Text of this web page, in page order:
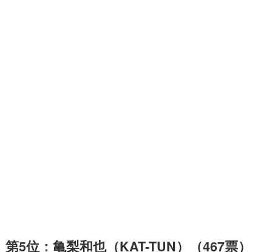
第5位：亀梨和也（KAT-TUN）（467票）